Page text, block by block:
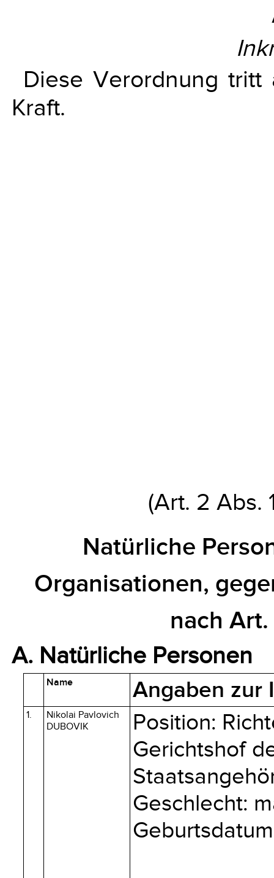
Diese Verordnung
Kraft.
(Art. 2 Abs.
Natürliche
Organisationen,
nach
A. Natürliche Personen
Name Angaben zur
1.
Nikolai Pavlovich
DUBOVIK
Position:
Gerichtshof
Geschlecht: